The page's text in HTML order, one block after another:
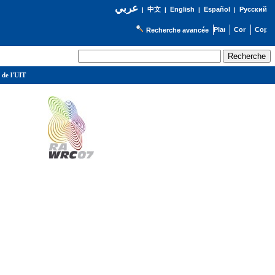
عربي| 中文| English | Español | Русский
Recherche avancée
de l'UIT